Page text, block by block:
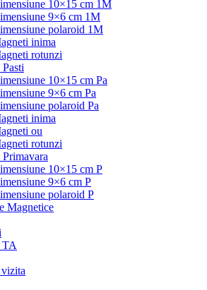
10×15 cm 1M
9×6 cm 1M
polaroid 1M
inima
rotunzi
10×15 cm Pa
9×6 cm Pa
polaroid Pa
inima
ou
rotunzi
10×15 cm P
9×6 cm P
polaroid P
Magnetice
TA